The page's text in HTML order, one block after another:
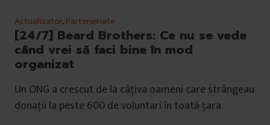
Actualizator,Parteneriate
[24/7] Beard Brothers: Ce nu se vede
când vrei să faci bine în mod
organizat
Un ONG a crescut de la câțiva oameni care strângeau
donații la peste 600 de voluntari în toată țara.